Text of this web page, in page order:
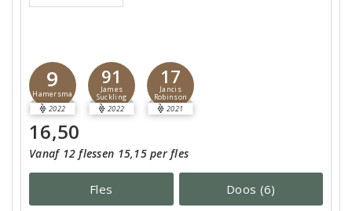
9
Hamersma
2022
91
James
Suckling
2022
17
Jancis
Robinson
2021
16,50
Vanaf 12 flessen 15,15 per fles
Fles Doos (6)